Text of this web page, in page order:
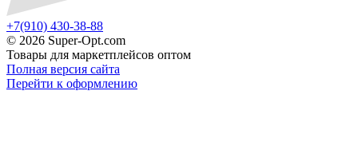
+7(910) 430-38-88
© 2026 Super-Opt.com
Товары для маркетплейсов оптом
Полная версия сайта
Перейти к оформлению